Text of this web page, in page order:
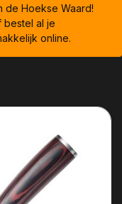
de Hoekse Waard!
bestel al je
online.